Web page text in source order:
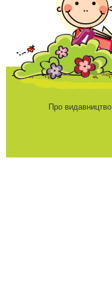
Про видавництво